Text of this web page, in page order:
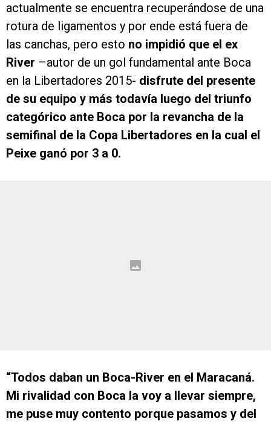
actualmente se encuentra recuperándose de una
rotura de ligamentos y por ende está fuera de
las canchas, pero esto no impidió que el ex
River –autor de un gol fundamental ante Boca
en la Libertadores 2015- disfrute del presente
de su equipo y más todavía luego del triunfo
categórico ante Boca por la revancha de la
semifinal de la Copa Libertadores en la cual el
Peixe ganó por 3 a 0.
“Todos daban un Boca-River en el Maracaná.
Mi rivalidad con Boca la voy a llevar siempre,
me puse muy contento porque pasamos y del